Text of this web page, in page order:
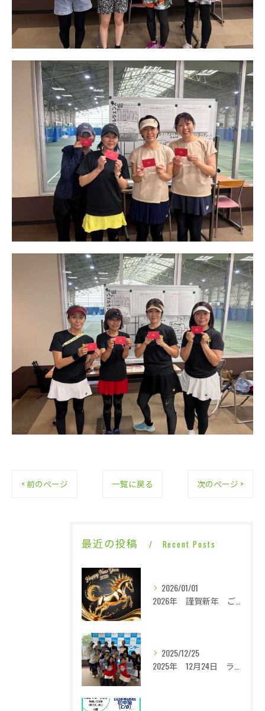
< 前のページ 一覧に戻る 次のページ >
最近の投稿 Recent Posts
2026/01/01
2026年 謹賀新年 ご挨拶
2025/12/25
2025年 12月24日 ライジングレジェンズXmasOPEN 回想録